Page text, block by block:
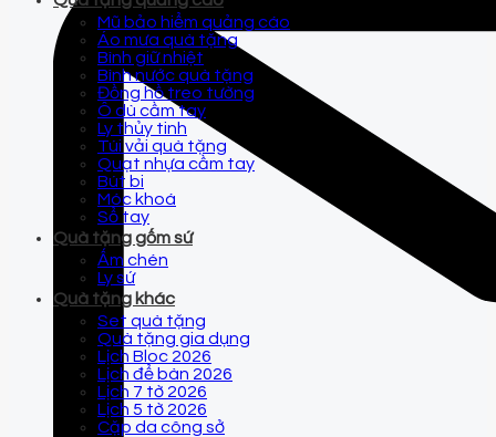
Mũ bảo hiểm quảng cáo
Áo mưa quà tặng
Bình giữ nhiệt
Bình nước quà tặng
Đồng hồ treo tường
Ô dù cầm tay
Ly thủy tinh
Túi vải quà tặng
Quạt nhựa cầm tay
Bút bi
Móc khoá
Sổ tay
Quà tặng gốm sứ
Ấm chén
Ly sứ
Quà tặng khác
Set quà tặng
Quà tặng gia dụng
Lịch Bloc 2026
Lịch để bàn 2026
Lịch 7 tờ 2026
Lịch 5 tờ 2026
Cặp da công sở